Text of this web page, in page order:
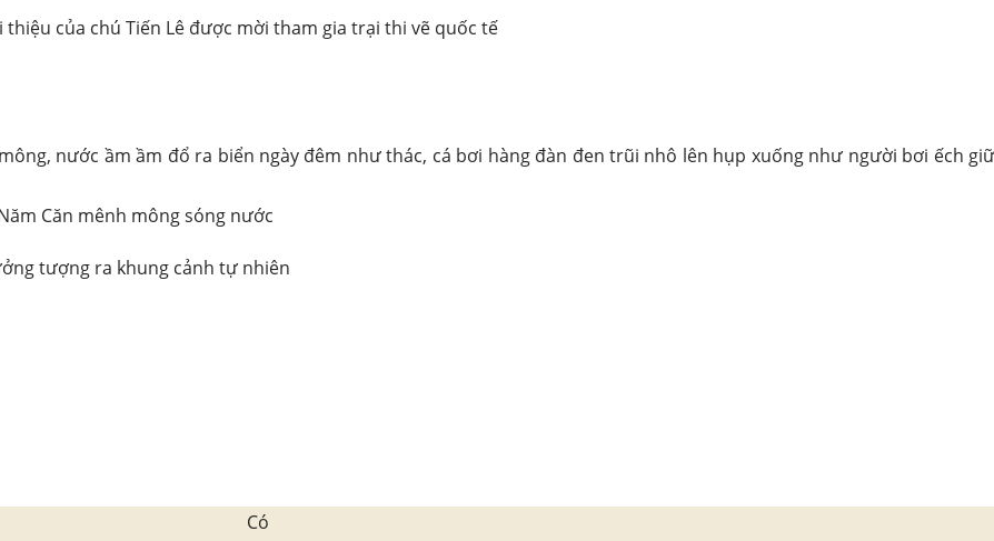
của chú Tiến Lê được mời tham gia trại thi vẽ quốc tế
nước ầm ầm đổ ra biển ngày đêm như thác, cá bơi hàng đàn đen trũi nhô lên hụp xuống như người bơi ếch
Căn mênh mông sóng nước
tượng ra khung cảnh tự nhiên
Có